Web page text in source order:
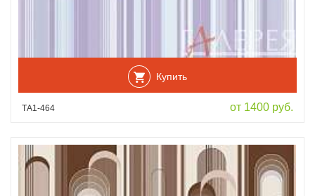
Купить
ТА1-464 от 1400 руб.